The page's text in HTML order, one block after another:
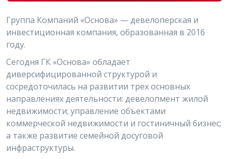
Группа Компаний «Основа» — девелоперская и
инвестиционная компания, образованная в 2016
году.
Сегодня ГК «Основа» обладает
диверсифицированной структурой и
сосредоточилась на развитии трех основных
направлениях деятельности: девелопмент жилой
недвижимости; управление объектами
коммерческой недвижимости и гостиничный бизнес;
а также развитие семейной досуговой
инфраструктуры.